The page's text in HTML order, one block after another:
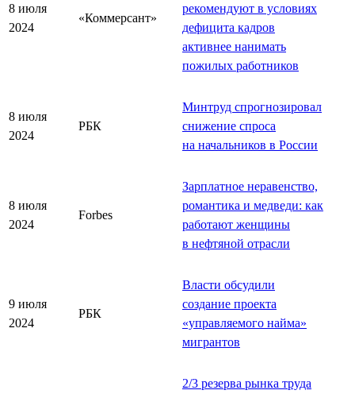
8 июля
2024
«Коммерсант»
рекомендуют в условиях
дефицита кадров
активнее нанимать
пожилых работников
8 июля
2024
РБК
Минтруд спрогнозировал
снижение спроса
на начальников в России
8 июля
2024
Forbes
Зарплатное неравенство,
романтика и медведи: как
работают женщины
в нефтяной отрасли
9 июля
2024
РБК
Власти обсудили
создание проекта
«управляемого найма»
мигрантов
2/3 резерва рынка труда